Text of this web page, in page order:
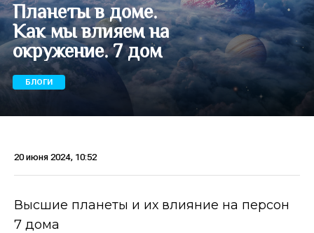
Планеты в доме.
Как мы влияем на
окружение. 7 дом
БЛОГИ
20 июня 2024, 10:52
Высшие планеты и их влияние на персон
7 дома